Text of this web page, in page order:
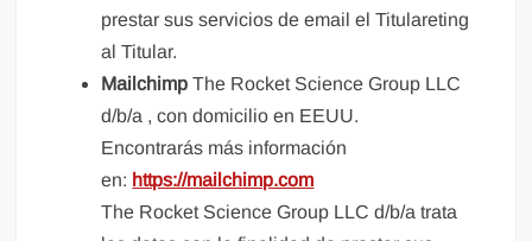
prestar sus servicios de email el Titulareting
al Titular.
Mailchimp The Rocket Science Group LLC
d/b/a , con domicilio en EEUU.
Encontrarás más información
en: https://mailchimp.com
The Rocket Science Group LLC d/b/a trata